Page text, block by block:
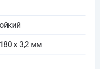
х 3,2 мм